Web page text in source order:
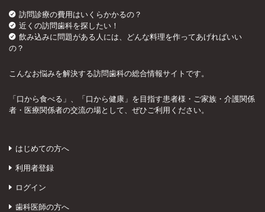
訪問診療の費用はいくらかかるの？
近くの訪問歯科を探したい！
飲み込みに問題がある人には、どんな料理を作ってあげればいい
の？
こんなお悩みを解決する訪問歯科の総合情報サイトです。
「口から食べる」、「口から健康」を目指す患者様・ご家族・介護関係
者・医療関係者の交流の場として、ぜひご利用ください。
はじめての方へ
利用者登録
ログイン
歯科医師の方へ